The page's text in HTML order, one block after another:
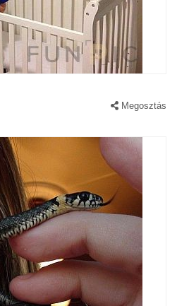
Megosztás